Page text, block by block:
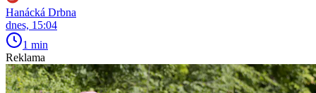
Hanácká Drbna
dnes, 15:04
1 min
Reklama